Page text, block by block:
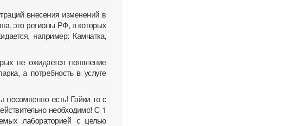
внесения изменений в
это регионы РФ, в которых
например: Камчатка,
не ожидается появление
а потребность в услуге
есть! Гайки то с
необходимо! С 1
лабораторией с целью